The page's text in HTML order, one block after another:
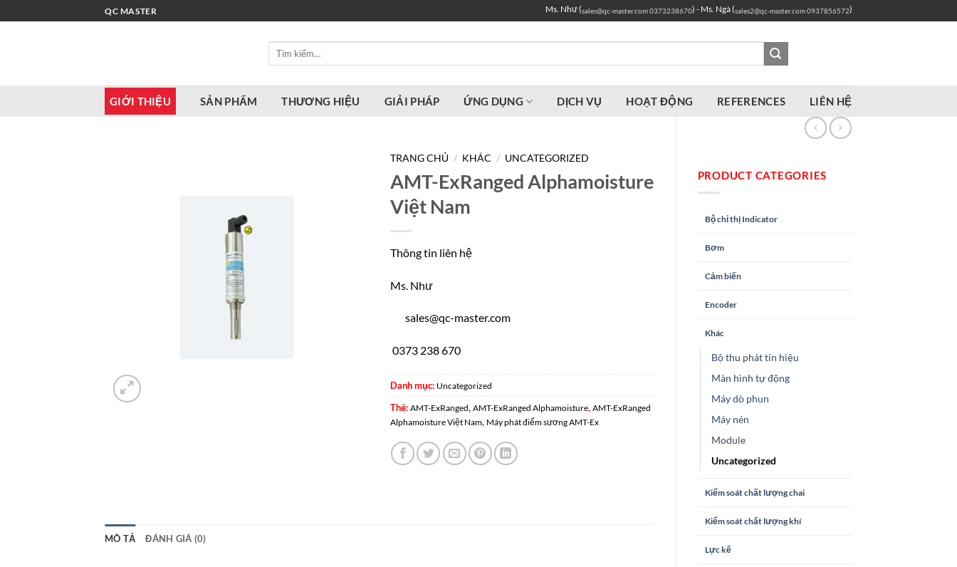
qua
QC MASTER Ms. Như (sales@qc-master.com0373238670) - Ms. Ngà (sales2@qc-master.com0937856572)
Tìm
GIỚI THIỆU SẢN PHẨM THƯƠNG HIỆU GIẢI PHÁP ỨNG DỤNG DỊCH VỤ HOẠT ĐỘNG REFERENCES LIÊN HỆ
PRODUCT CATEGORIES
Bộ chỉ thị Indicator
Bơm
Cảm biến
Encoder
Khác
Bộ thu phát tín hiệu
Màn hình tự động
Máy dò phun
Máy nén
Module
Uncategorized
Kiểm soát chất lượng chai
Kiểm soát chất lượng khí
Lực kế
TRANG CHỦ / KHÁC / UNCATEGORIZED
AMT-ExRanged Alphamoisture
Việt Nam
Thông tin liên hệ
Ms. Như
sales@qc-master.com
0373 238 670
Danh mục: Uncategorized
Thẻ: AMT-ExRanged, AMT-ExRanged Alphamoisture, AMT-ExRanged
Alphamoisture Việt Nam, Máy phát điểm sương AMT-Ex
MÔ TẢ ĐÁNH GIÁ (0)